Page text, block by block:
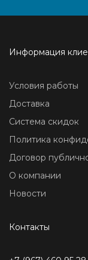
Информация
Условия работы
Доставка
Система скидок
Политика
Договор
О компании
Новости
Контакты